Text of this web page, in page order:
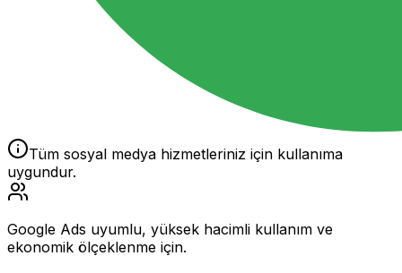
Tüm sosyal medya hizmetleriniz için kullanıma
uygundur.
Google Ads uyumlu, yüksek hacimli kullanım ve
ekonomik ölçeklenme için.